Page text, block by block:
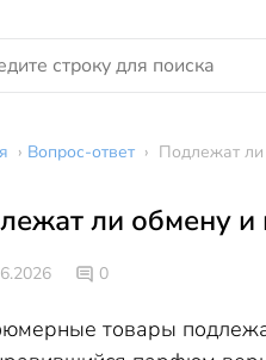
› Вопрос-ответ › Подлежат
ли обмену
0
товары